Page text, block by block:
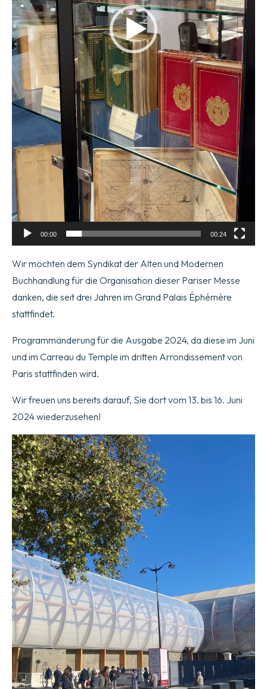
00:00 00:24
Wir möchten dem Syndikat der Alten und Modernen
Buchhandlung für die Organisation dieser Pariser Messe
danken, die seit drei Jahren im Grand Palais Éphémère
stattfindet.
Programmänderung für die Ausgabe 2024, da diese im Juni
und im Carreau du Temple im dritten Arrondissement von
Paris stattfinden wird.
Wir freuen uns bereits darauf, Sie dort vom 13. bis 16. Juni
2024 wiederzusehen!